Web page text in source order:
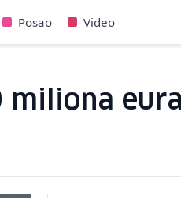
Posao Video
miliona